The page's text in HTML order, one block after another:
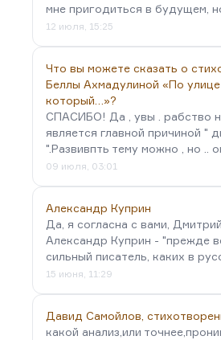
мне пригодиться в будущем,
12 июля, 15:25
Что вы можете сказать о
Беллы Ахмадулиной «По
который…»?
СПАСИБО! Да , увы . рабство
является главной причиной "
".Развивпть тему можно , но ..
09 июля, 03:01
Александр Куприн
Да, я согласна с вами,
Александр Куприн - "прежде
сильный писатель, каких в
15 июня, 11:29
Давид Самойлов,
какой анализ,или